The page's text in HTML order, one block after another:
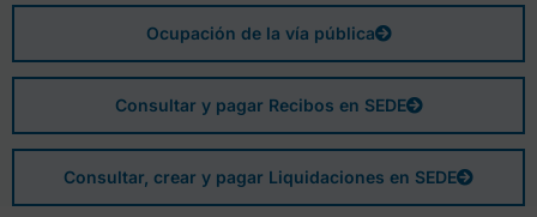
Ocupación de la vía pública
Consultar y pagar Recibos en SEDE
Consultar, crear y pagar Liquidaciones en SEDE